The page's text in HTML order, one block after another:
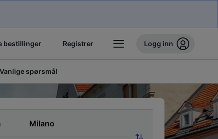
bestillinger Registrer Logg inn
Vanlige spørsmål